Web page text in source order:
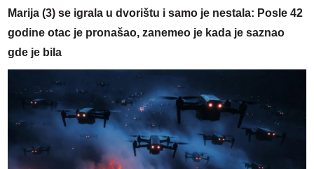
Marija (3) se igrala u dvorištu i samo je nestala: Posle 42
godine otac je pronašao, zanemeo je kada je saznao
gde je bila